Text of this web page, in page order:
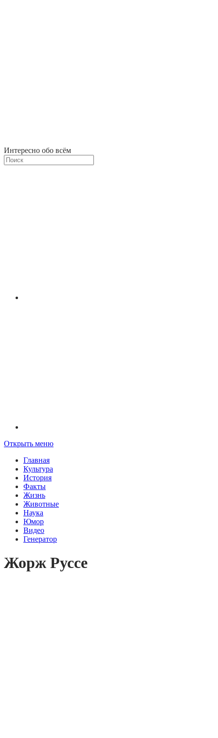
Интересно обо всём
Открыть меню
Главная
Культура
История
Факты
Жизнь
Животные
Наука
Юмор
Видео
Генератор
Жорж Руссе